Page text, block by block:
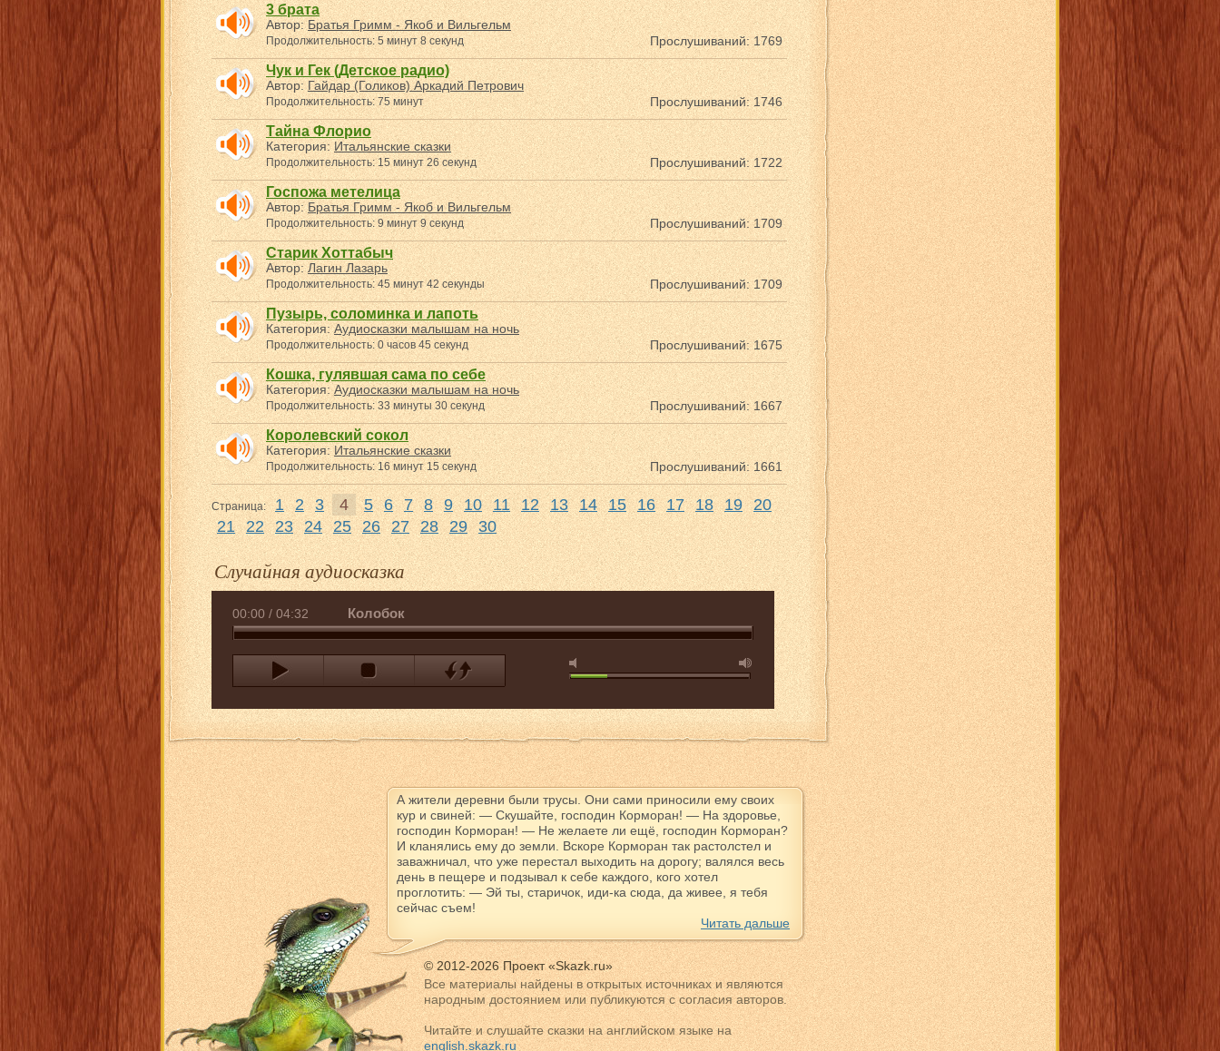
3 брата
Автор:Братья Гримм - Якоб и Вильгельм
Прослушиваний: 1769
Продолжительность: 5 минут 8 секунд
Чук и Гек (Детское радио)
Автор:Гайдар (Голиков) Аркадий Петрович
Прослушиваний: 1746
Продолжительность: 75 минут
Тайна Флорио
Категория:Итальянские сказки
Прослушиваний: 1722
Продолжительность: 15 минут 26 секунд
Госпожа метелица
Автор:Братья Гримм - Якоб и Вильгельм
Прослушиваний: 1709
Продолжительность: 9 минут 9 секунд
Старик Хоттабыч
Автор:Лагин Лазарь
Прослушиваний: 1709
Продолжительность: 45 минут 42 секунды
Пузырь, соломинка и лапоть
Категория:Аудиосказки малышам на ночь
Прослушиваний: 1675
Продолжительность: 0 часов 45 секунд
Кошка, гулявшая сама по себе
Категория:Аудиосказки малышам на ночь
Прослушиваний: 1667
Продолжительность: 33 минуты 30 секунд
Королевский сокол
Категория:Итальянские сказки
Прослушиваний: 1661
Продолжительность: 16 минут 15 секунд
Страница: 1 2 3 4 5 6 7 8 9 10 11 12 13 14 15 16 17 18 19 20
21 22 23 24 25 26 27 28 29 30
Случайная аудиосказка
00:00 / 04:32 Колобок
А жители деревни были трусы. Они сами приносили ему своих
кур и свиней: — Скушайте, господин Корморан! — На здоровье,
господин Корморан! — Не желаете ли ещё, господин Корморан?
И кланялись ему до земли. Вскоре Корморан так растолстел и
заважничал, что уже перестал выходить на дорогу; валялся весь
день в пещере и подзывал к себе каждого, кого хотел
проглотить: — Эй ты, старичок, иди-ка сюда, да живее, я тебя
сейчас съем!
Читать дальше
© 2012-2026 Проект «Skazk.ru»
Все материалы найдены в открытых источниках и являются
народным достоянием или публикуются с согласия авторов.
Читайте и слушайте сказки на английском языке на
english.skazk.ru